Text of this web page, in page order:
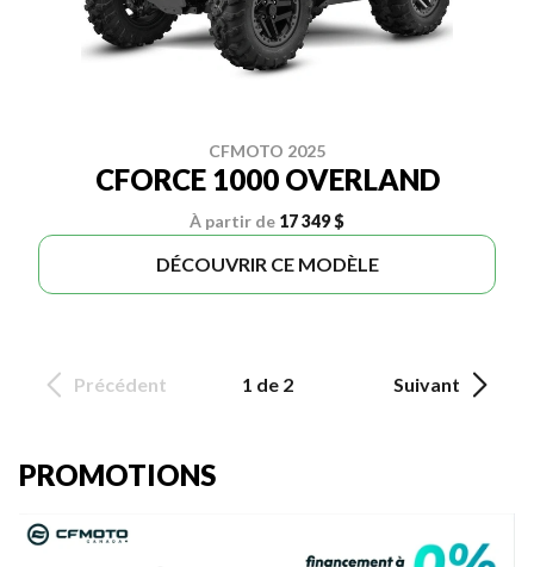
CFMOTO 2025
CFORCE 1000 OVERLAND
À partir de 17 349 $
DÉCOUVRIR CE MODÈLE
Précédent 1 de 2 Suivant
PROMOTIONS